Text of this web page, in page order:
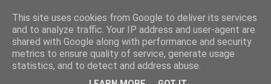
This site uses cookies from Google to deliver its services
and to analyze traffic. Your IP address and user-agent are
shared with Google along with performance and security
metrics to ensure quality of service, generate usage
statistics, and to detect and address abuse.